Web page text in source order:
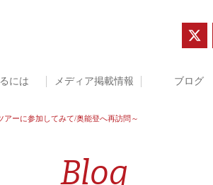
には メディア掲載情報 ブログ
ーに参加してみて/奥能登へ再訪問～
Blog